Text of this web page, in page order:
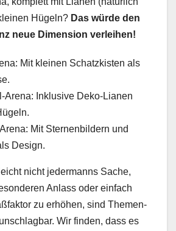
Hügeln? Das würde den
neue Dimension verleihen!
Mit kleinen Schatzkisten als
Arena: Inklusive Deko-Lianen
Mit Sternenbildern und
Design.
nicht jedermanns Sache,
Anlass oder einfach
zu erhöhen, sind Themen-
Wir finden, dass es